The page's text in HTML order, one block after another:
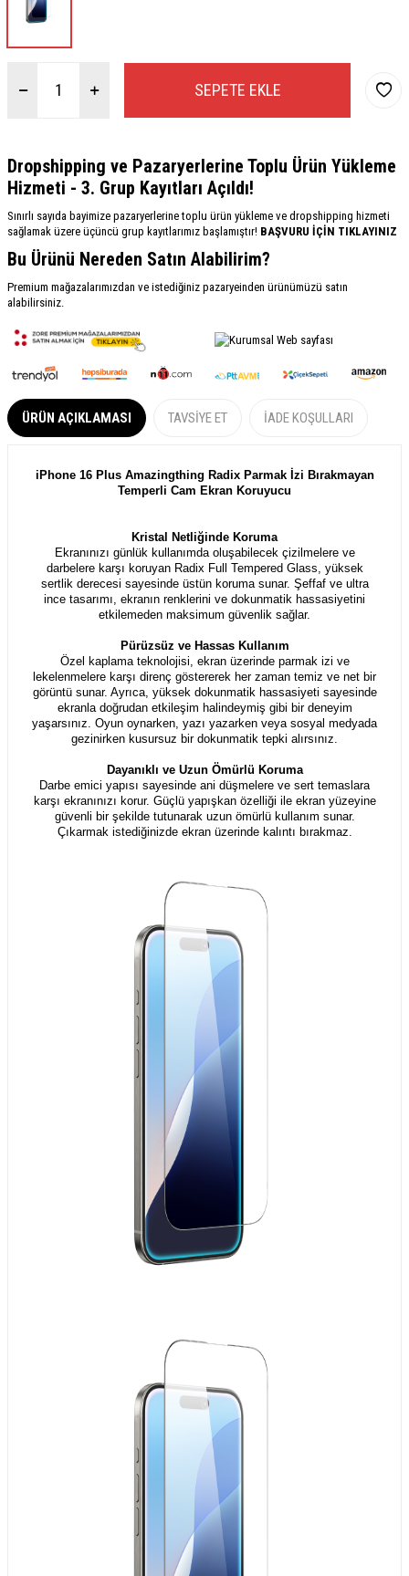
SEPETE EKLE
Dropshipping ve Pazaryerlerine Toplu Ürün Yükleme
Hizmeti - 3. Grup Kayıtları Açıldı!
Sınırlı sayıda bayimize pazaryerlerine toplu ürün yükleme ve dropshipping hizmeti
sağlamak üzere üçüncü grup kayıtlarımız başlamıştır! BAŞVURU İÇİN TIKLAYINIZ
Bu Ürünü Nereden Satın Alabilirim?
Premium mağazalarımızdan ve istediğiniz pazaryeinden ürünümüzü satın
alabilirsiniz.
ÜRÜN AÇIKLAMASI TAVSIYE ET İADE KOŞULLARI
iPhone 16 Plus Amazingthing Radix Parmak İzi Bırakmayan
Temperli Cam Ekran Koruyucu
Kristal Netliğinde Koruma
Ekranınızı günlük kullanımda oluşabilecek çizilmelere ve
darbelere karşı koruyan Radix Full Tempered Glass, yüksek
sertlik derecesi sayesinde üstün koruma sunar. Şeffaf ve ultra
ince tasarımı, ekranın renklerini ve dokunmatik hassasiyetini
etkilemeden maksimum güvenlik sağlar.
Pürüzsüz ve Hassas Kullanım
Özel kaplama teknolojisi, ekran üzerinde parmak izi ve
lekelenmelere karşı direnç göstererek her zaman temiz ve net bir
görüntü sunar. Ayrıca, yüksek dokunmatik hassasiyeti sayesinde
ekranla doğrudan etkileşim halindeymiş gibi bir deneyim
yaşarsınız. Oyun oynarken, yazı yazarken veya sosyal medyada
gezinirken kusursuz bir dokunmatik tepki alırsınız.
Dayanıklı ve Uzun Ömürlü Koruma
Darbe emici yapısı sayesinde ani düşmelere ve sert temaslara
karşı ekranınızı korur. Güçlü yapışkan özelliği ile ekran yüzeyine
güvenli bir şekilde tutunarak uzun ömürlü kullanım sunar.
Çıkarmak istediğinizde ekran üzerinde kalıntı bırakmaz.